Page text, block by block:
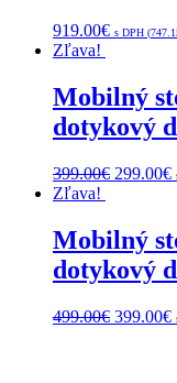
919.00€ s DPH (
Zľava!
Mobilný
dotykový
399.00€ 299.00€
Zľava!
Mobilný
dotykový
499.00€ 399.00€